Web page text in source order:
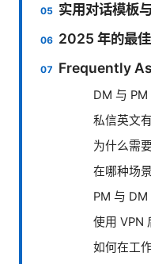
实用对话模板
2025 年的最
Frequently
DM 与 PM
私信英文
为什么需
在哪种场
PM 与 DM
使用 VPN
如何在工